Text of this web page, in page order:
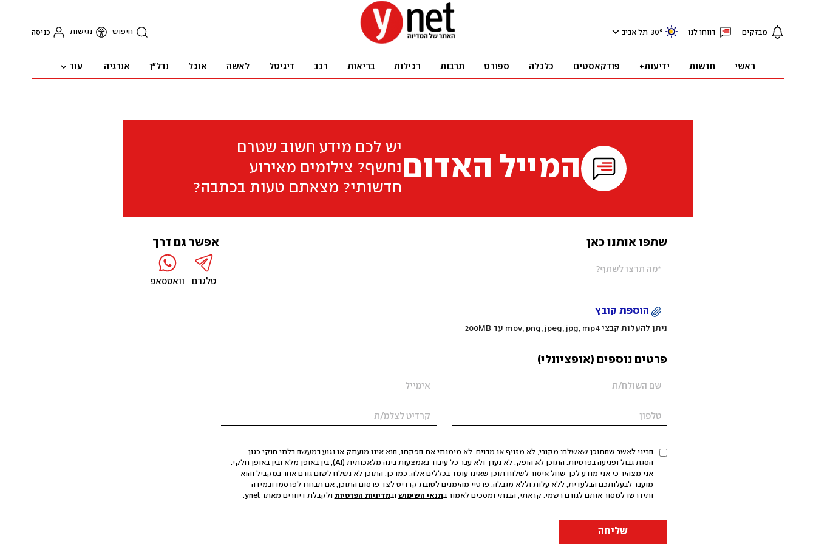
מבזקים דווחו לנו 30° תל אביב חיפוש נגישות כניסה
ראשי חדשות ידיעות+ פודקאסטים כלכלה ספורט תרבות רכילות בריאות רכב דיגיטל לאשה אוכל נדל"ן אנרגיה עוד
המייל האדום
יש לכם מידע חשוב שטרם
נחשף? צילומים מאירוע
חדשותי? מצאתם טעות בכתבה?
שתפו אותנו כאן
הוספת קובץ
ניתן להעלות קבצי mov, png, jpeg, jpg, mp4 עד 200MB
פרטים נוספים (אופציונלי)
הריני לאשר שהתוכן שאשלח: מקורי, לא מזויף או מבוים, לא מימנתי את הפקתו, הוא אינו מועתק או נגוע במעשה בלתי חוקי כגון
הסגת גבול ופגיעה בפרטיות. התוכן לא הופק, לא נערך ולא עבר כל עיבוד באמצעות בינה מלאכותית (AI), בין באופן מלא ובין באופן חלקי.
אני מצהיר כי אני מודע לכך שחל איסור לשלוח תוכן שאינו עומד בכללים אלה. כמו כן, התוכן לא נשלח לשום גורם אחר במקביל והוא
מועבר לבעלותכם הבלעדית, ללא עלות וללא מגבלה. פרטיי מהימנים לטובת קרדיט לצד פרסום התוכן, אם תבחרו לפרסמו ובמידה
ותידרשו למסור אותם לגורם רשמי. קראתי, הבנתי ומסכים לאמור בתנאי השימוש ובמדיניות הפרטיות ולקבלת דיוורים מאתר ynet.
שליחה
אפשר גם דרך
טלגרם וואטסאפ